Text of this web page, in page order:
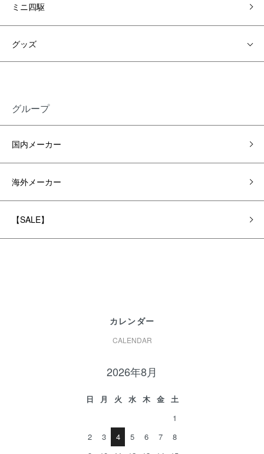
ミニ四駆
グッズ
グループ
国内メーカー
海外メーカー
【SALE】
カレンダー
CALENDAR
2026年8月
日 月 火 水 木 金
土
1
2
3 4 5 6 7
8